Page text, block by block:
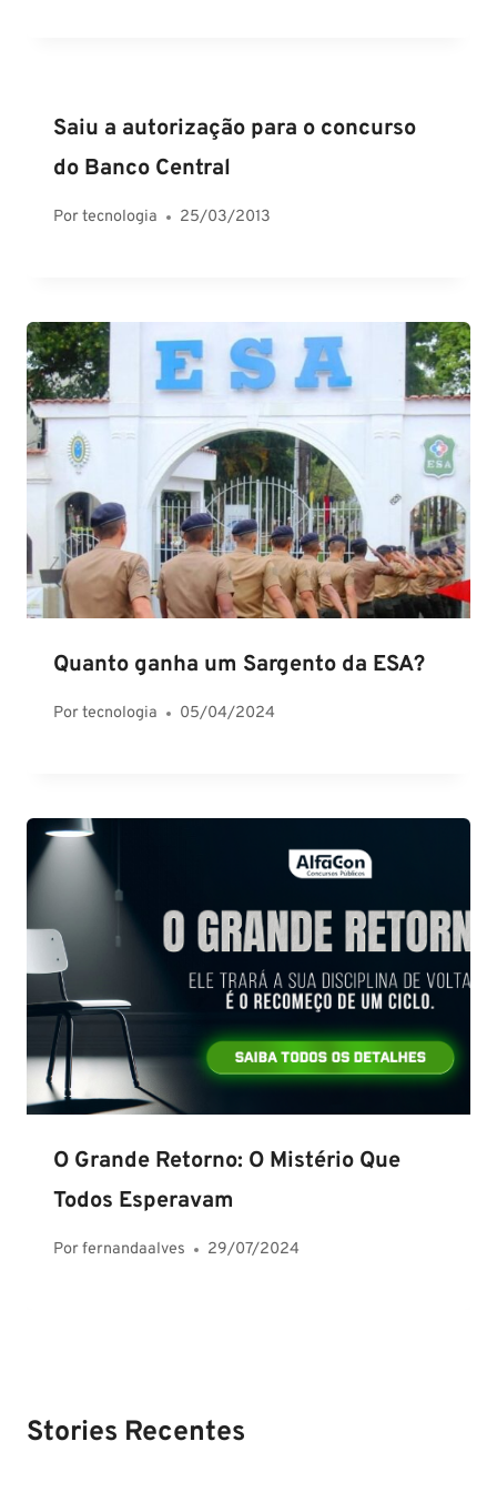
Saiu a autorização para o concurso
do Banco Central
Portecnologia 25/03/2013
Quanto ganha um Sargento da ESA?
Portecnologia 05/04/2024
O Grande Retorno: O Mistério Que
Todos Esperavam
Porfernandaalves 29/07/2024
Stories Recentes